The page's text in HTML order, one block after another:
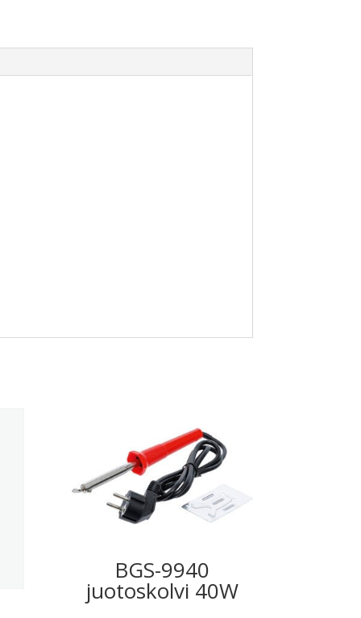
BGS-9940
juotoskolvi 40W